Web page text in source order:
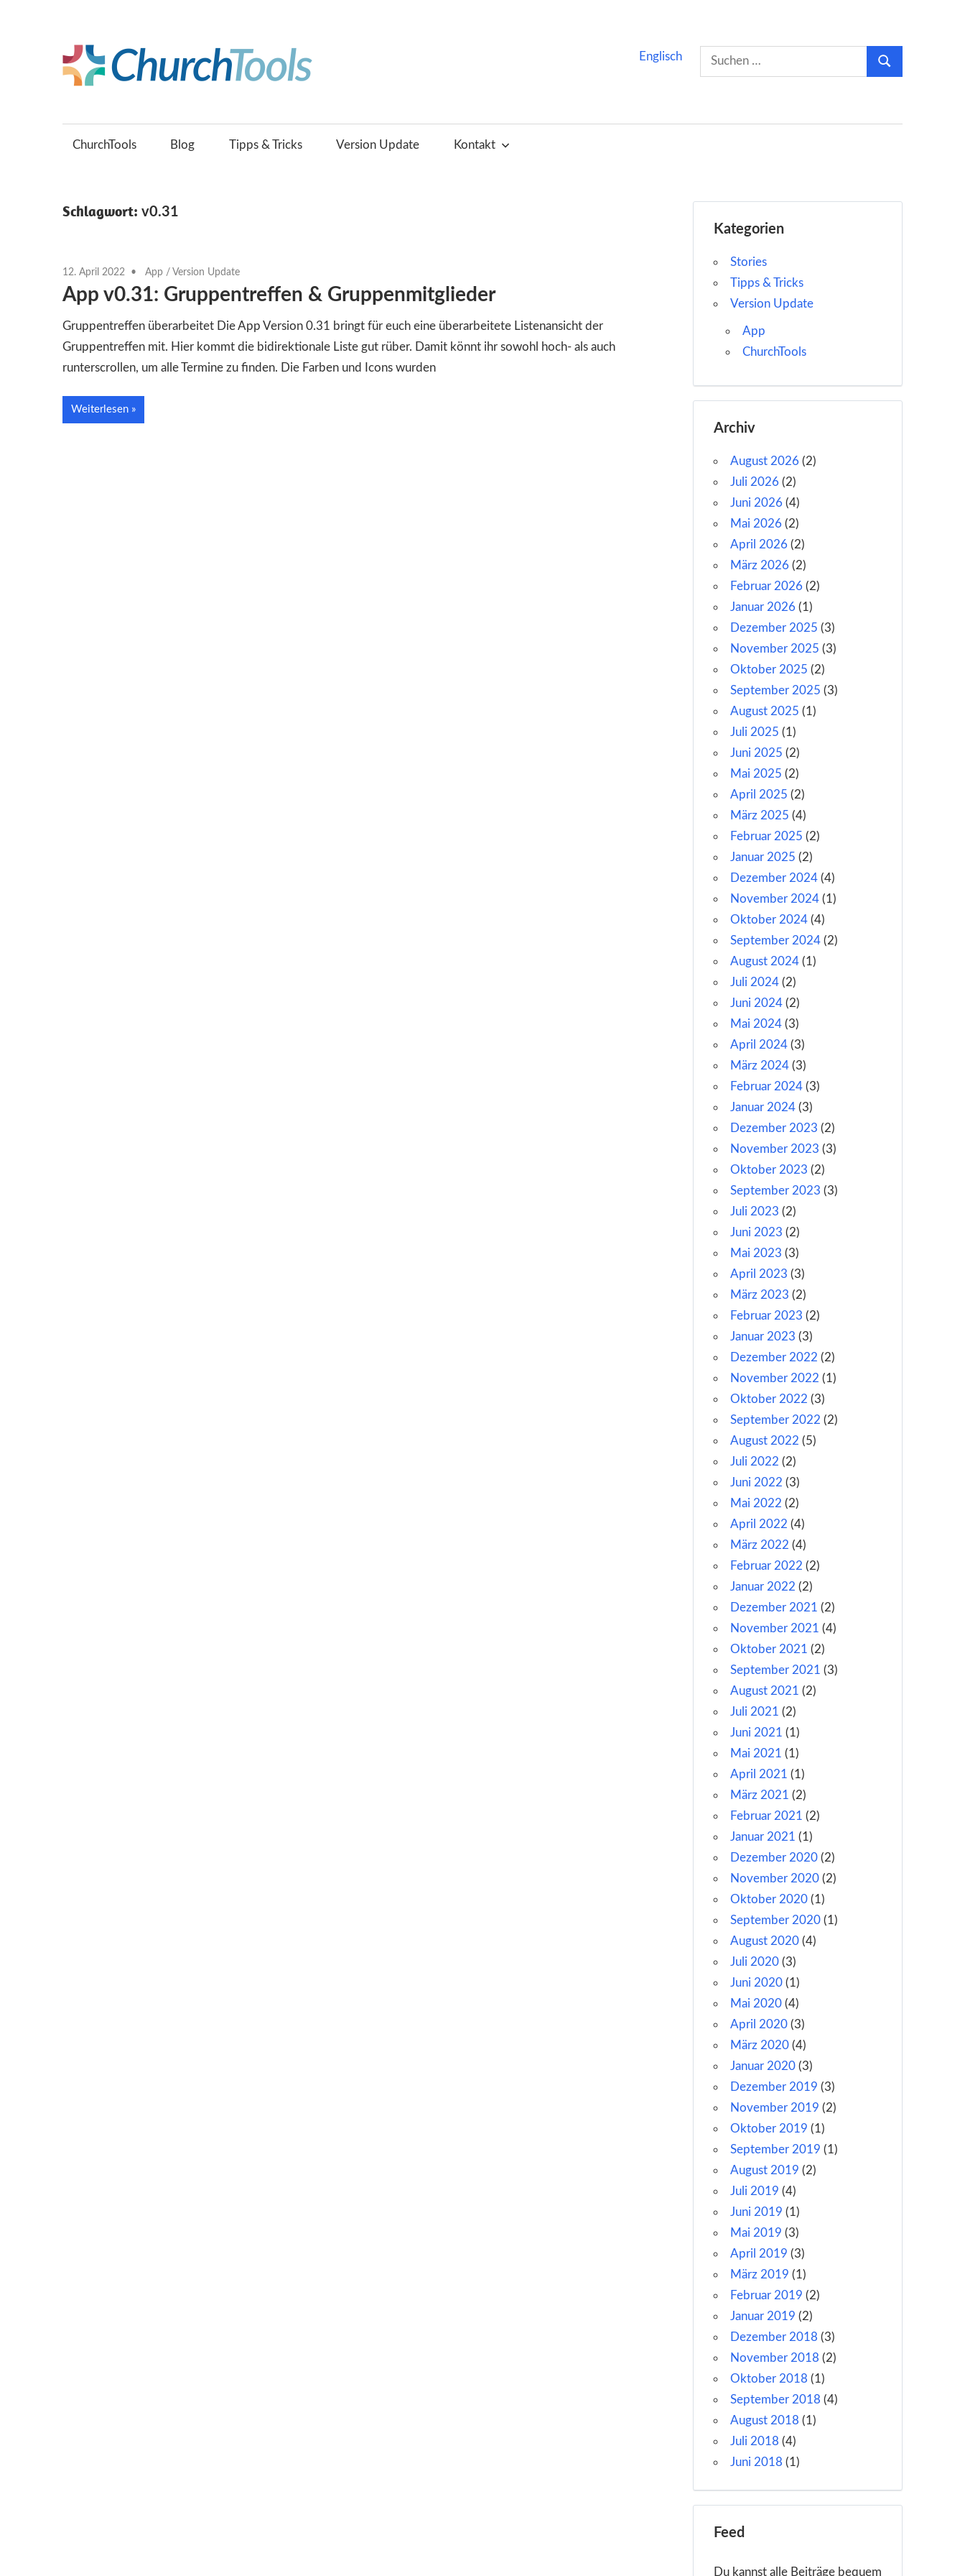
springen
(Deutsch)
Suchen
nach:
Suchen
Englisch
ChurchTools Blog Tipps & Tricks Version Update Kontakt
Schlagwort: v0.31
12. April 2022 App / Version Update
App v0.31: Gruppentreffen & Gruppenmitglieder
Gruppentreffen überarbeitet Die App Version 0.31 bringt für euch eine überarbeitete Listenansicht der
Gruppentreffen mit. Hier kommt die bidirektionale Liste gut rüber. Damit könnt ihr sowohl hoch- als auch
runterscrollen, um alle Termine zu finden. Die Farben und Icons wurden
Weiterlesen
Kategorien
Stories
Tipps & Tricks
Version Update
App
ChurchTools
Archiv
August 2026 (2)
Juli 2026 (2)
Juni 2026 (4)
Mai 2026 (2)
April 2026 (2)
März 2026 (2)
Februar 2026 (2)
Januar 2026 (1)
Dezember 2025 (3)
November 2025 (3)
Oktober 2025 (2)
September 2025 (3)
August 2025 (1)
Juli 2025 (1)
Juni 2025 (2)
Mai 2025 (2)
April 2025 (2)
März 2025 (4)
Februar 2025 (2)
Januar 2025 (2)
Dezember 2024(4)
November 2024(1)
Oktober 2024(4)
September 2024(2)
August 2024(1)
Juli 2024(2)
Juni 2024(2)
Mai 2024(3)
April 2024(3)
März 2024(3)
Februar 2024(3)
Januar 2024(3)
Dezember 2023 (2)
November 2023 (3)
Oktober 2023 (2)
September 2023 (3)
Juli 2023 (2)
Juni 2023 (2)
Mai 2023 (3)
April 2023 (3)
März 2023 (2)
Februar 2023 (2)
Januar 2023 (3)
Dezember 2022 (2)
November 2022 (1)
Oktober 2022 (3)
September 2022 (2)
August 2022 (5)
Juli 2022 (2)
Juni 2022 (3)
Mai 2022 (2)
April 2022 (4)
März 2022 (4)
Februar 2022 (2)
Januar 2022 (2)
Dezember 2021 (2)
November 2021 (4)
Oktober 2021 (2)
September 2021 (3)
August 2021 (2)
Juli 2021 (2)
Juni 2021 (1)
Mai 2021 (1)
April 2021 (1)
März 2021 (2)
Februar 2021 (2)
Januar 2021 (1)
Dezember 2020(2)
November 2020(2)
Oktober 2020(1)
September 2020(1)
August 2020(4)
Juli 2020(3)
Juni 2020(1)
Mai 2020(4)
April 2020(3)
März 2020(4)
Januar 2020(3)
Dezember 2019 (3)
November 2019 (2)
Oktober 2019 (1)
September 2019 (1)
August 2019 (2)
Juli 2019 (4)
Juni 2019 (1)
Mai 2019 (3)
April 2019 (3)
März 2019 (1)
Februar 2019 (2)
Januar 2019 (2)
Dezember 2018 (3)
November 2018 (2)
Oktober 2018 (1)
September 2018 (4)
August 2018 (1)
Juli 2018 (4)
Juni 2018 (1)
Feed
Du kannst alle Beiträge bequem